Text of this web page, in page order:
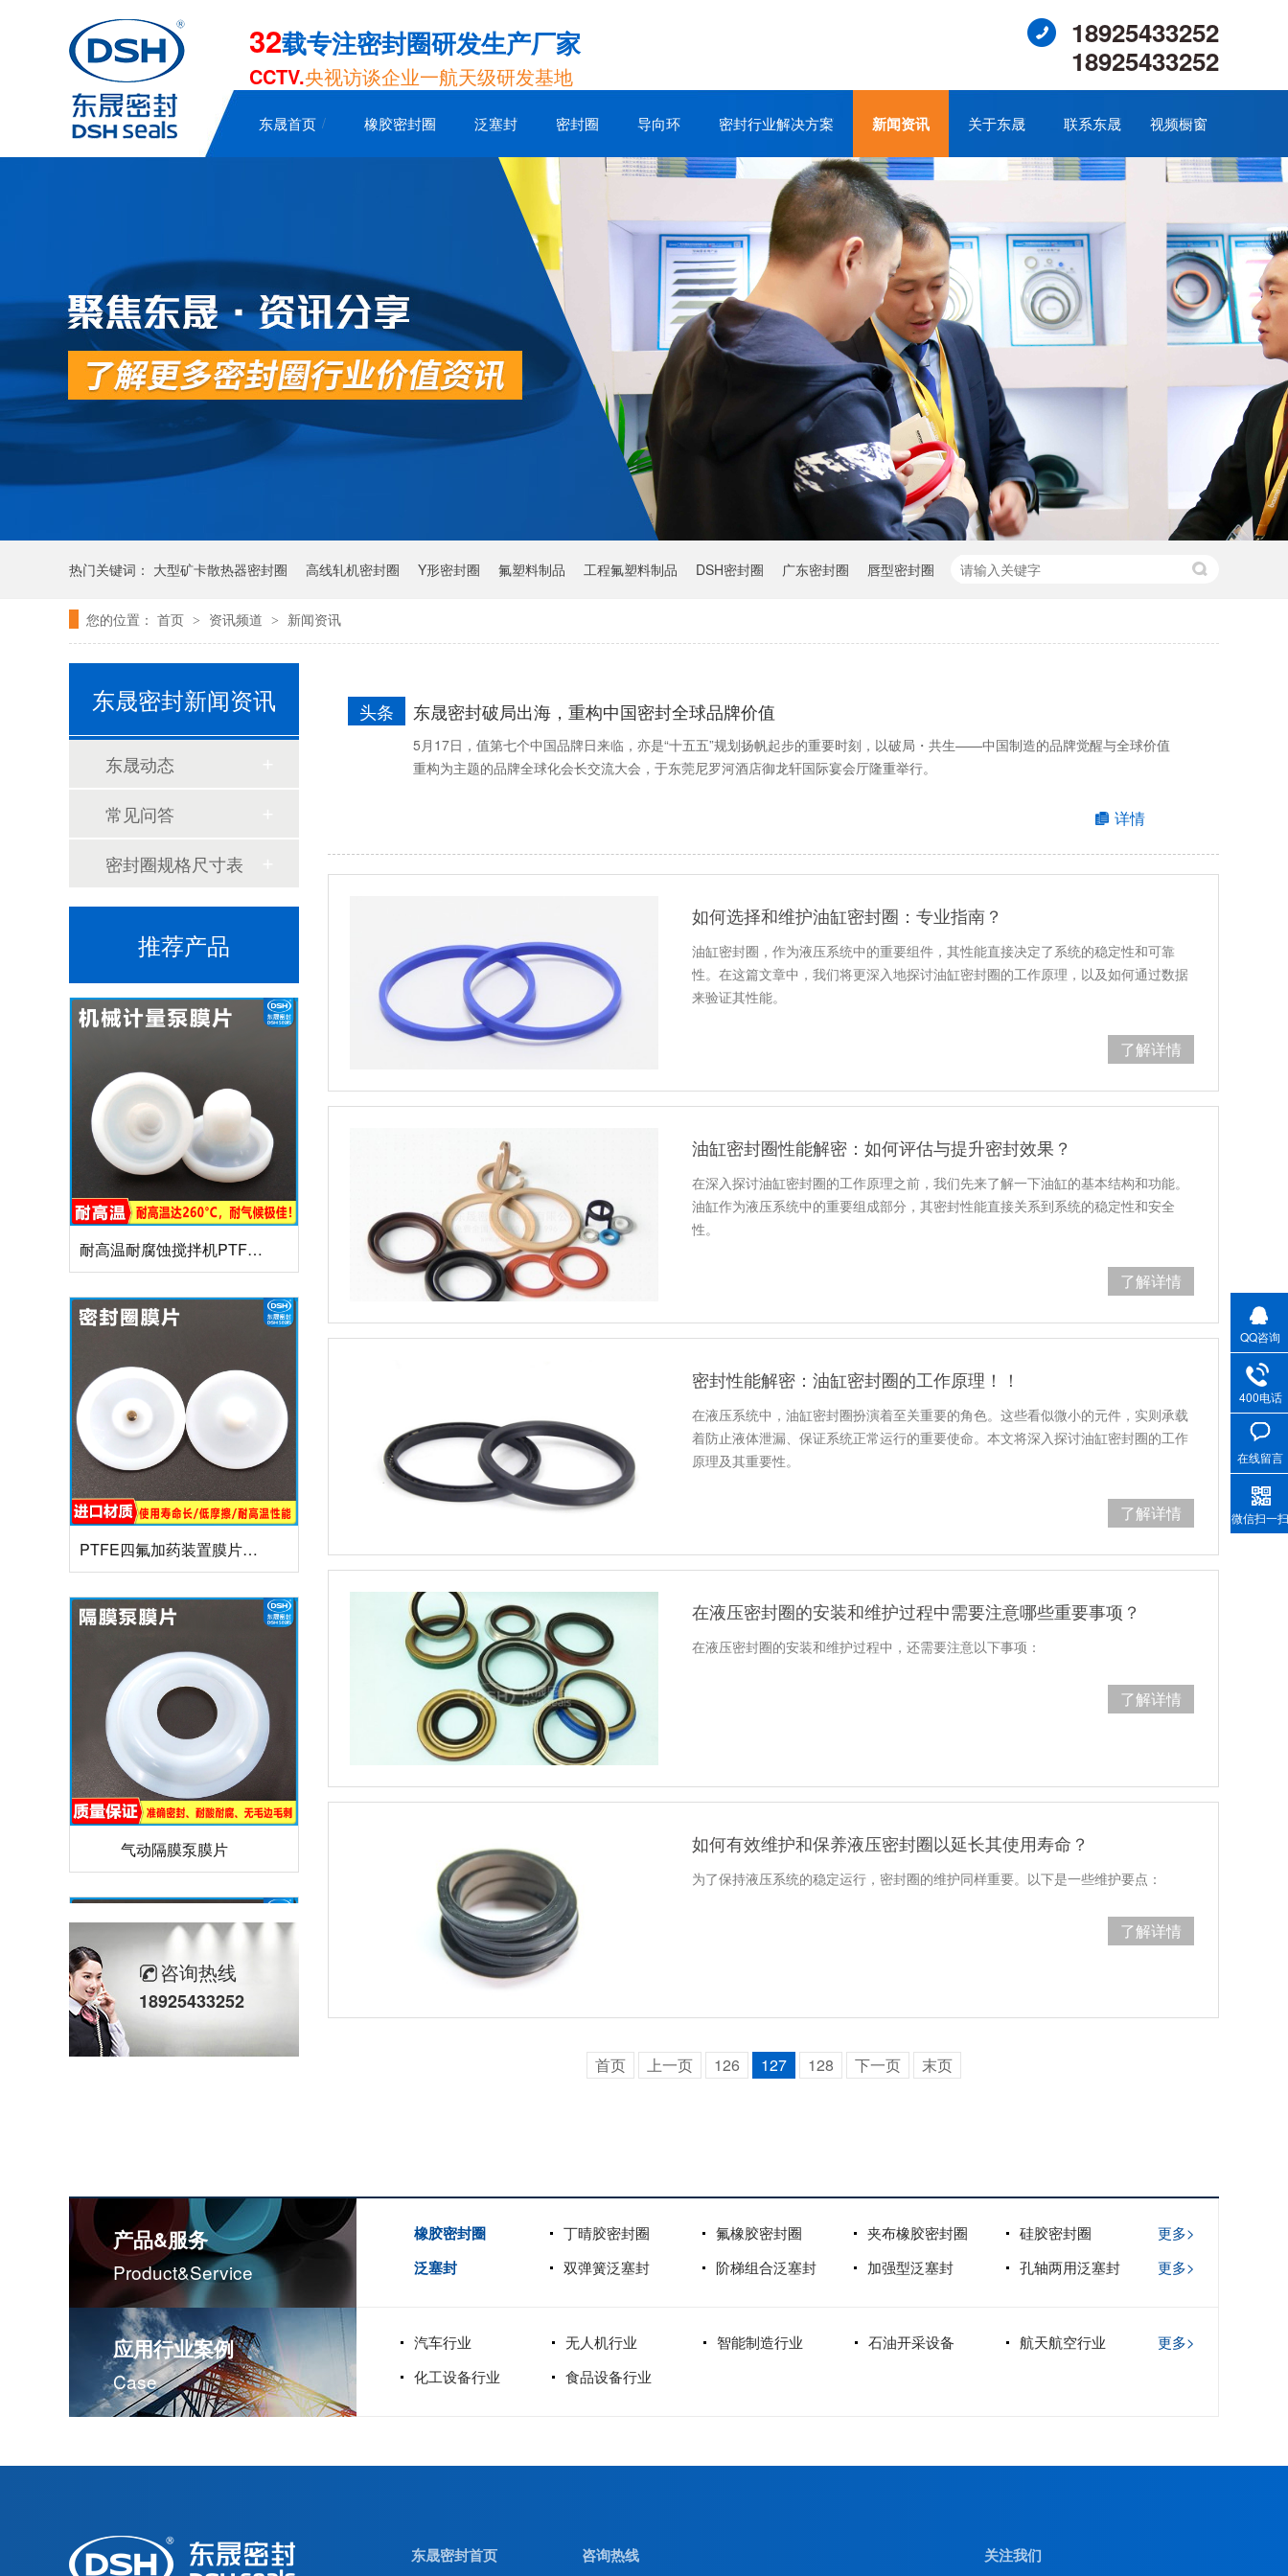
32载专注密封圈研发生产厂家
CCTV.央视访谈企业一航天级研发基地
18925433252
18925433252
东晟首页 橡胶密封圈 泛塞封 密封圈 导向环 密封行业解决方案 新闻资讯 关于东晟 联系东晟 视频橱窗
热门关键词： 大型矿卡散热器密封圈 高线轧机密封圈 Y形密封圈 氟塑料制品 工程氟塑料制品 DSH密封圈 广东密封圈 唇型密封圈
唇形密封圈 泛塞密封圈
您的位置： 首页 > 资讯频道 > 新闻资讯
东晟密封破局出海，重构中国密封全球品牌价值
头条
5月17日，值第七个中国品牌日来临，亦是“十五五”规划扬帆起步的重要时刻，以破局・共生——中国制造的品牌觉醒与全球价值
重构为主题的品牌全球化会长交流大会，于东莞尼罗河酒店御龙轩国际宴会厅隆重举行。
详情
如何选择和维护油缸密封圈：专业指南？
油缸密封圈，作为液压系统中的重要组件，其性能直接决定了系统的稳定性和可靠
性。在这篇文章中，我们将更深入地探讨油缸密封圈的工作原理，以及如何通过数据
来验证其性能。
了解详情
油缸密封圈性能解密：如何评估与提升密封效果？
在深入探讨油缸密封圈的工作原理之前，我们先来了解一下油缸的基本结构和功能。
油缸作为液压系统中的重要组成部分，其密封性能直接关系到系统的稳定性和安全
性。
了解详情
密封性能解密：油缸密封圈的工作原理！！
在液压系统中，油缸密封圈扮演着至关重要的角色。这些看似微小的元件，实则承载
着防止液体泄漏、保证系统正常运行的重要使命。本文将深入探讨油缸密封圈的工作
原理及其重要性。
了解详情
在液压密封圈的安装和维护过程中需要注意哪些重要事项？
在液压密封圈的安装和维护过程中，还需要注意以下事项：
了解详情
如何有效维护和保养液压密封圈以延长其使用寿命？
为了保持液压系统的稳定运行，密封圈的维护同样重要。以下是一些维护要点：
了解详情
首页 上一页 126 127 128 下一页 末页
东晟密封新闻资讯
东晟动态
常见问答
密封圈规格尺寸表
推荐产品
泛塞封-汽车密封件-耐腐蚀密封圈
耐高温耐腐蚀搅拌机PTFE膜片螺帽厂家
PTFE四氟加药装置膜片螺帽膜片
气动隔膜泵膜片
咨询热线
18925433252
产品&服务
Product&service
橡胶密封圈 丁晴胶密封圈 氟橡胶密封圈 夹布橡胶密封圈 硅胶密封圈 更多>
泛塞封 双弹簧泛塞封 阶梯组合泛塞封 加强型泛塞封 孔轴两用泛塞封 更多>
应用行业案例
Case
汽车行业 无人机行业 智能制造行业 石油开采设备
航天航空行业
化工设备行业
食品设备行业
更多>
东晟密封首页 咨询热线 关注我们
QQ咨询
400电话
在线留言
微信扫一扫